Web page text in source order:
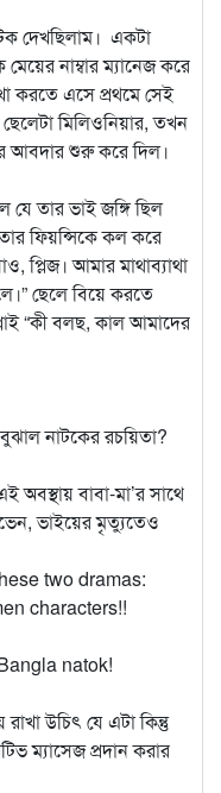
দেখছিলাম। একটা
নাম্বার ম্যানেজ করে
করতে এসে প্রথমে সেই
মিলিওনিয়ার, তখন
আবদার শুরু করে দিল।
তার ভাই জঙ্গি ছিল
ফিয়ন্সিকে কল করে
প্লিজ। আমার মাথাব্যাথা
ছেলে বিয়ে করতে
“কী বলছ, কাল আমাদের
নাটকের রচয়িতা?
অবস্থায় বাবা-মা’র সাথে
ভাইয়ের মৃত্যুতেও
two dramas:
characters!!
natok!
উচিৎ যে এটা কিন্তু
ম্যাসেজ প্রদান করার